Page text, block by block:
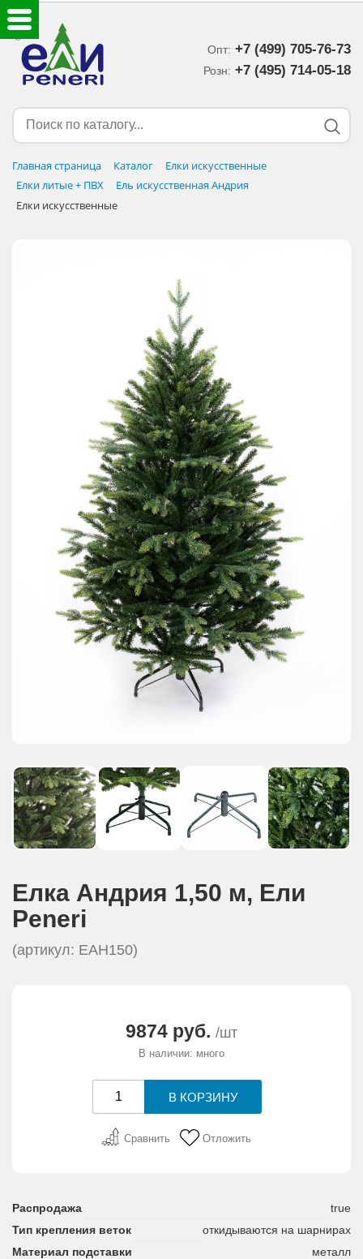
Опт: +7 (499) 705-76-73
Розн: +7 (495) 714-05-18‬
Главная страница Каталог
Елки искусственные
Елки литые + ПВХ
Ель искусственная Андрия
Елки искусственные
Елка Андрия 1,50 м, Eли
Peneri
(артикул: ЕАН150)
9874 руб. /шт
В наличии: много
Сравнить Отложить
Распродажа
true
Тип крепления веток
откидываются на шарнирах
Материал подставки
металл
ЕЛКИ ИСКУССТВЕННЫЕ
ЕЛОЧНЫЕ УКРАШЕНИЯ
НОВОГОДНИЙ ДЕКОР
АКЦИИ И ПОДАРКИ
О КОМПАНИИ
ПАРТНЕРАМ
КОНТАКТЫ
СЕРТИФИКАТЫ
ВАКАНСИИ